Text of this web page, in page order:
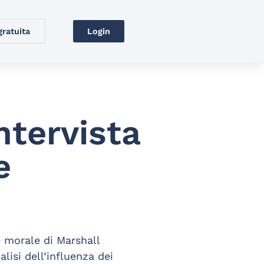
Login
di Marshall
dell’influenza dei